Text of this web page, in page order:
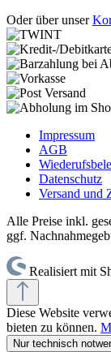
Oder über unser
Impressum
AGB
Datenschutz
Versand und
Alle Preise inkl.
ggf.
Realisiert mit
Diese Website
bieten zu können.
Nur technisch